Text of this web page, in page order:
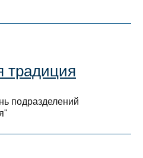
традиция
подразделений